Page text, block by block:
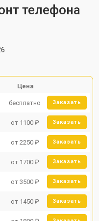
телефона
Цена
бесплатно Заказать
от 1100 ₽ Заказать
от 2250 ₽ Заказать
от 1700 ₽ Заказать
от 3500 ₽ Заказать
от 1450 ₽ Заказать